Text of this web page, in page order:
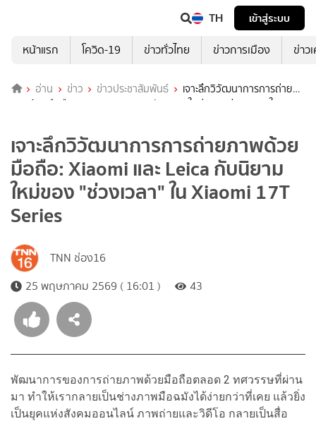
TH
เข้าสู่ระบบ
หน้าแรก
โควิด-19 ข่าวทั่วไทย ข่าวการเมือง ข่าว
อ่าน ข่าว ข่าวประชาสัมพันธ์
เจาะลึกวิวัฒนาการการถ่าย
ภาพด้วยมือถือ: Xiaomi และ Leica กับนิยามใหม่ของ "ช่วงเวลา" ใน
เจาะลึกวิวัฒนาการการถ่ายภาพด้วย
มือถือ: Xiaomi และ Leica กับนิยาม
ใหม่ของ "ช่วงเวลา" ใน Xiaomi 17T
Series
TNN ช่อง16
25 พฤษภาคม 2569 ( 16:01 )
43
พัฒนาการของการถ่ายภาพด้วยมือถือตลอด 2 ทศวรรษที่ผ่าน
มา ทำให้เรากลายเป็นช่างภาพมือฉมังได้ง่ายกว่าที่เคย แล้วยิ่ง
เป็นยุคแห่งสังคมออนไลน์ ภาพถ่ายและวิดีโอ กลายเป็นสื่อ